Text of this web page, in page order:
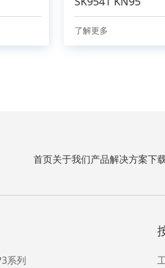
了解更多
首页关于我们产品解决方案下
系列